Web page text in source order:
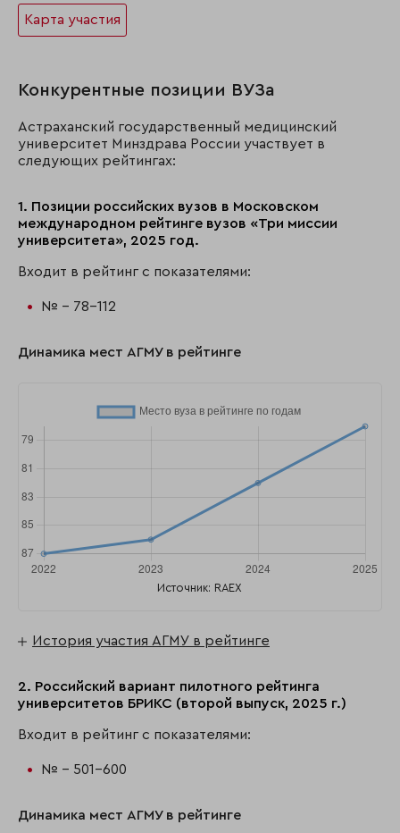
Карта участия
Конкурентные позиции ВУЗа
Астраханский государственный медицинский
университет Минздрава России участвует в
следующих рейтингах:
1. Позиции российских вузов в Московском
международном рейтинге вузов «Три миссии
университета», 2025 год.
Входит в рейтинг с показателями:
№ - 78-112
Динамика мест АГМУ в рейтинге
Источник: RAEX
История участия АГМУ в рейтинге
2. Российский вариант пилотного рейтинга
университетов БРИКС (второй выпуск, 2025 г.)
Входит в рейтинг с показателями:
№ - 501-600
Динамика мест АГМУ в рейтинге